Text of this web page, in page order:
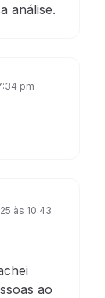
análise.
pm
às 10:43
ao